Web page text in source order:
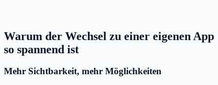
Warum der Wechsel zu einer eigenen App
so spannend ist
Mehr Sichtbarkeit, mehr Möglichkeiten